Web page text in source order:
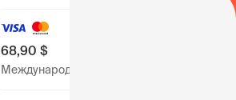
68,90 $
Международные карты